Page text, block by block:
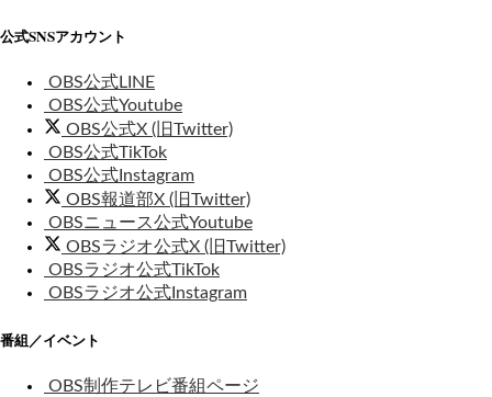
公式SNSアカウント
OBS公式LINE
OBS公式Youtube
OBS公式X (旧Twitter)
OBS公式TikTok
OBS公式Instagram
OBS報道部X (旧Twitter)
OBSニュース公式Youtube
OBSラジオ公式X (旧Twitter)
OBSラジオ公式TikTok
OBSラジオ公式Instagram
番組／イベント
OBS制作テレビ番組ページ